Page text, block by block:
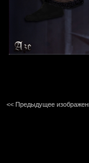
<< Предыдущее